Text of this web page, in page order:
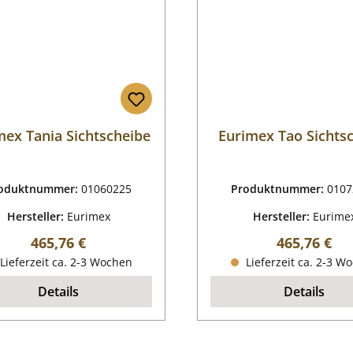
Tania Sichtscheibe
01060225
Hersteller: Eurimex
Regulärer Preis:
465,76 €
ca. 2-3 Wochen
Details
Eurimex Tao
Produktnummer:
Hersteller:
Regulärer
465,76 €
Lieferzeit ca. 2-3
Details